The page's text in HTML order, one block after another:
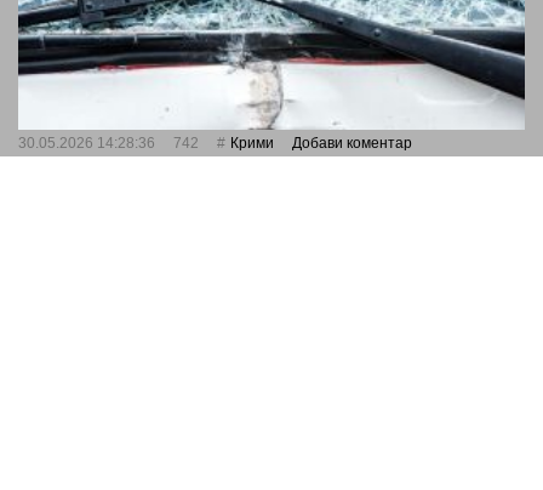
30.05.2026 14:28:36 742 Крими Добави коментар